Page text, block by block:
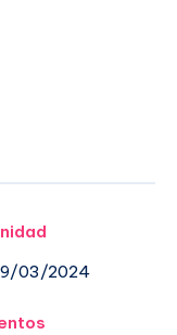
03/2024